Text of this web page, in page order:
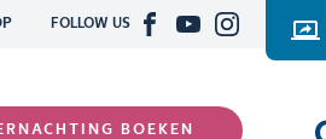
FOLLOW US
BOEKEN